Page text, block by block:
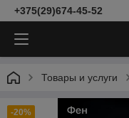
+375(29)674-45-52
Товары и услуги
-20%